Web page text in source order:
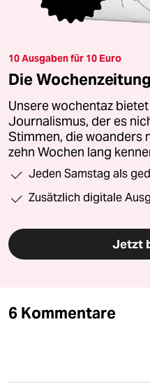
10 Ausgaben für 10 Euro
Die
Unsere wochentaz
Journalismus, der es
Stimmen, die woanders
zehn Wochen lang
Jeden Samstag als
Zusätzlich digitale
Jetzt
6 Kommentare